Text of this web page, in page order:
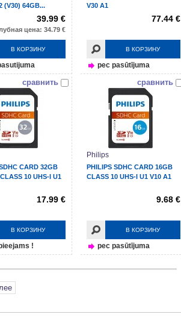
(V30) 64GB...
39.99 €
цена: 34.79 €
В КОРЗИНУ
V30 A1
77.44 €
В КОРЗИНУ
pec pasūtījuma
сравнить
CARD 32GB
10 UHS-I U1
17.99 €
В КОРЗИНУ
!
сравнить
Philips
PHILIPS SDHC CARD 16GB
CLASS 10 UHS-I U1 V10 A1
9.68 €
В КОРЗИНУ
pec pasūtījuma